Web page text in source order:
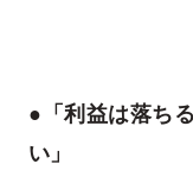
●「利益は落ち
い」